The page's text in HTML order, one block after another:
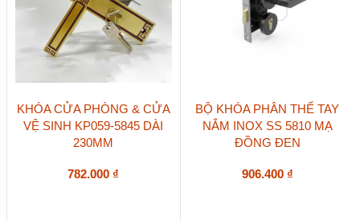
KHÓA CỬA PHÒNG & CỬA
VỆ SINH KP059-5845 DÀI
230MM
782.000 ₫
BỘ KHÓA PHÂN THỂ TAY
NẮM INOX SS 5810 MẠ
ĐỒNG ĐEN
906.400 ₫